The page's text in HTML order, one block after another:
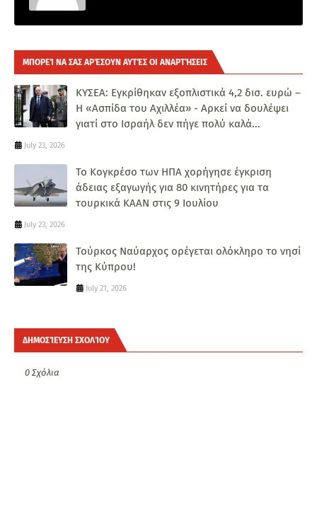
ΜΠΟΡΕΊ ΝΑ ΣΑΣ ΑΡΈΣΟΥΝ ΑΥΤΈΣ ΟΙ ΑΝΑΡΤΉΣΕΙΣ
ΚΥΣΕΑ: Εγκρίθηκαν εξοπλιστικά 4,2 δισ. ευρώ –
Η «Ασπίδα του Αχιλλέα» - Αρκεί να δουλέψει
γιατί στο Ισραήλ δεν πήγε πολύ καλά...
July 23, 2026
Το Κογκρέσο των ΗΠΑ χορήγησε έγκριση
άδειας εξαγωγής για 80 κινητήρες για τα
τουρκικά ΚΑΑΝ στις 9 Ιουλίου
July 23, 2026
Τούρκος Ναύαρχος ορέγεται ολόκληρο το νησί
της Κύπρου!
July 21, 2026
ΔΗΜΟΣΊΕΥΣΗ ΣΧΟΛΊΟΥ
0 Σχόλια